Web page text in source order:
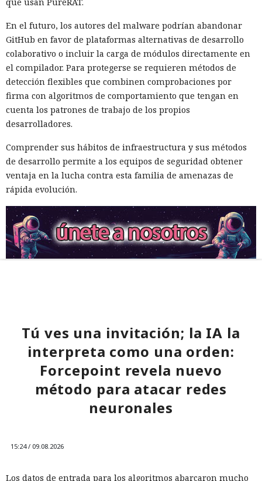
que usan PureRAT.
En el futuro, los autores del malware podrían abandonar
GitHub en favor de plataformas alternativas de desarrollo
colaborativo o incluir la carga de módulos directamente en
el compilador. Para protegerse se requieren métodos de
detección flexibles que combinen comprobaciones por
firma con algoritmos de comportamiento que tengan en
cuenta los patrones de trabajo de los propios
desarrolladores.
Comprender sus hábitos de infraestructura y sus métodos
de desarrollo permite a los equipos de seguridad obtener
ventaja en la lucha contra esta familia de amenazas de
rápida evolución.
Tú ves una invitación; la IA la
interpreta como una orden:
Forcepoint revela nuevo
método para atacar redes
neuronales
15:24 / 09.08.2026
Los datos de entrada para los algoritmos abarcaron mucho